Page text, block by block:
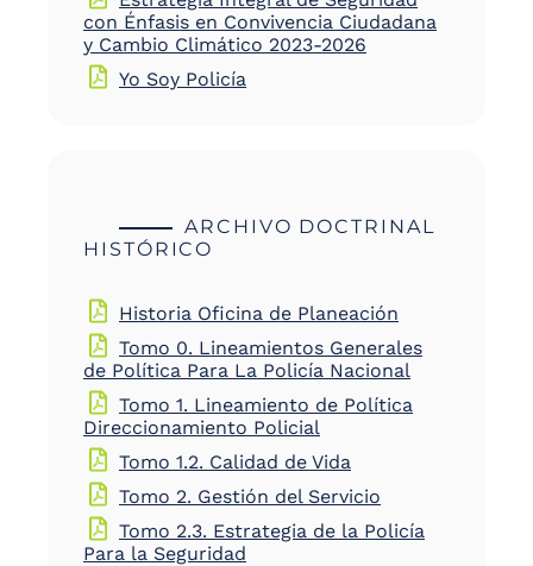
con Énfasis en Convivencia Ciudadana
y Cambio Climático 2023-2026
Yo Soy Policía
ARCHIVO DOCTRINAL
HISTÓRICO
Historia Oficina de Planeación
Tomo 0. Lineamientos Generales
de Política Para La Policía Nacional
Tomo 1. Lineamiento de Política
Direccionamiento Policial
Tomo 1.2. Calidad de Vida
Tomo 2. Gestión del Servicio
Tomo 2.3. Estrategia de la Policía
Para la Seguridad